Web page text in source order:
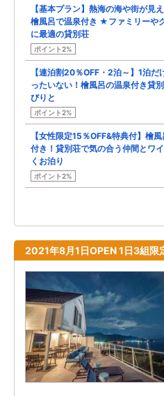
【基本プラン】熱海の海や街が見
檜風呂で温泉付き ★ファミリーや
に最適の貸別荘
ポイント2%
【連泊割20％OFF・2泊～】1泊だ
ったいない！檜風呂の温泉付き貸
びりと
ポイント2%
【女性限定15％OFF&特典付】檜
付き！貸別荘で気の合う仲間とワ
くお泊り
ポイント2%
2021年8月1日OPEN 1日3組限